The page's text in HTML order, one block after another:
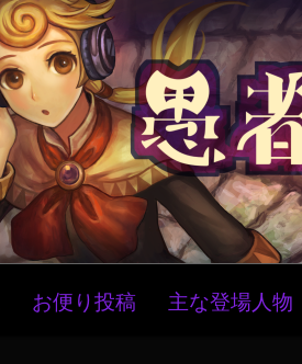
お便り投稿 主な登場人物